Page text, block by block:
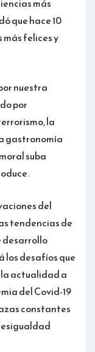
más
que hace 10
más felices y
nuestra
por
la
gastronomía
suba
del
tendencias de
desarrollo
los desafíos que
actualidad a
del Covid-19
constantes